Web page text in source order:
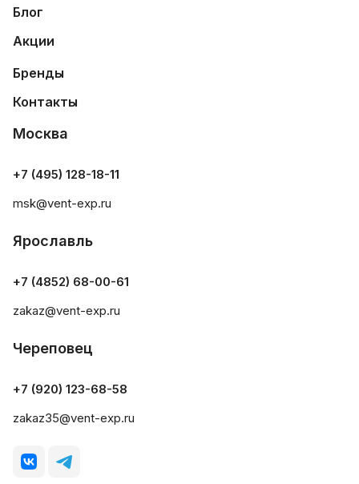
Блог
Акции
Бренды
Контакты
Москва
+7 (495) 128-18-11
msk@vent-exp.ru
Ярославль
+7 (4852) 68-00-61
zakaz@vent-exp.ru
Череповец
+7 (920) 123-68-58
zakaz35@vent-exp.ru